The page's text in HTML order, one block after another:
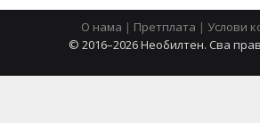
О нама | Претплата | Услови
© 2016–2026 Необилтен. Сва